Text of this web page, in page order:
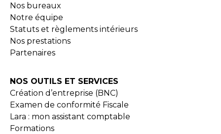
Nos bureaux
Notre équipe
Statuts et règlements intérieurs
Nos prestations
Partenaires
NOS OUTILS ET SERVICES
Création d’entreprise (BNC)
Examen de conformité Fiscale
Lara : mon assistant comptable
Formations